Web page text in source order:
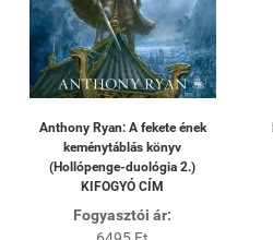
Anthony Ryan: A fekete ének
keménytáblás könyv
(Hollópenge-duológia 2.)
KIFOGYÓ CÍM
Fogyasztói ár: